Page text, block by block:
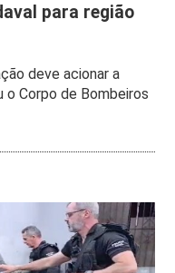
para região
deve acionar a
Corpo de Bombeiros